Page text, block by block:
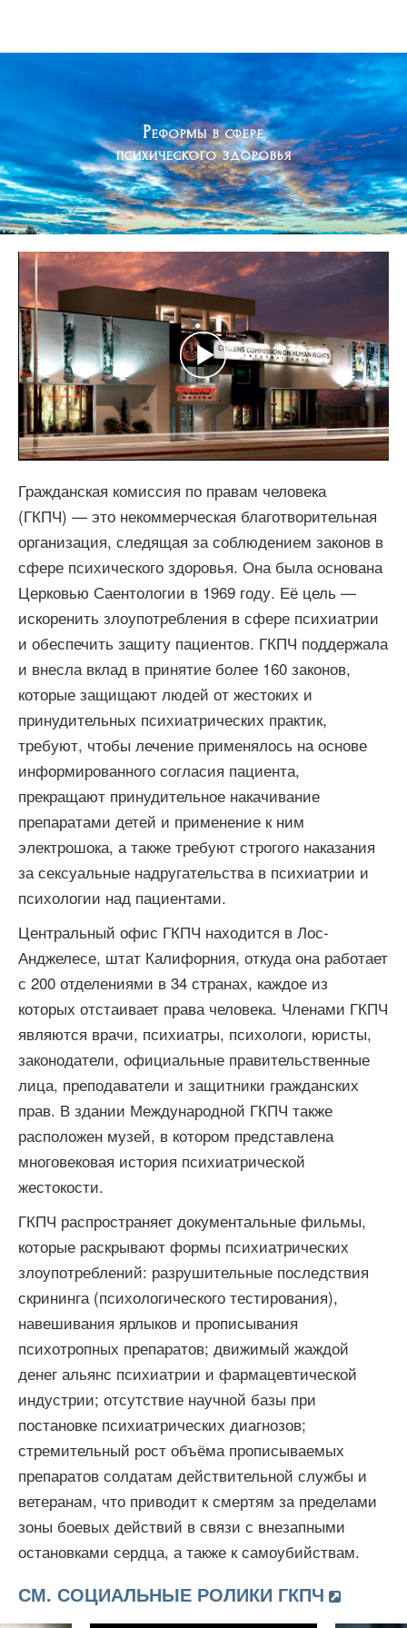
Реформы в сфере
психического здоровья
Play
Video
Гражданская комиссия по правам человека
(ГКПЧ) — это некоммерческая благотворительная
организация, следящая за соблюдением законов в
сфере психического здоровья. Она была основана
Церковью Саентологии в 1969 году. Её цель —
искоренить злоупотребления в сфере психиатрии
и обеспечить защиту пациентов. ГКПЧ поддержала
и внесла вклад в принятие более 160 законов,
которые защищают людей от жестоких и
принудительных психиатрических практик,
требуют, чтобы лечение применялось на основе
информированного согласия пациента,
прекращают принудительное накачивание
препаратами детей и применение к ним
электрошока, а также требуют строгого наказания
за сексуальные надругательства в психиатрии и
психологии над пациентами.
Центральный офис ГКПЧ находится в Лос-
Анджелесе, штат Калифорния, откуда она работает
с 200 отделениями в 34 странах, каждое из
которых отстаивает права человека. Членами ГКПЧ
являются врачи, психиатры, психологи, юристы,
законодатели, официальные правительственные
лица, преподаватели и защитники гражданских
прав. В здании Международной ГКПЧ также
расположен музей, в котором представлена
многовековая история психиатрической
жестокости.
ГКПЧ распространяет документальные фильмы,
которые раскрывают формы психиатрических
злоупотреблений: разрушительные последствия
скрининга (психологического тестирования),
навешивания ярлыков и прописывания
психотропных препаратов; движимый жаждой
денег альянс психиатрии и фармацевтической
индустрии; отсутствие научной базы при
постановке психиатрических диагнозов;
стремительный рост объёма прописываемых
препаратов солдатам действительной службы и
ветеранам, что приводит к смертям за пределами
зоны боевых действий в связи с внезапными
остановками сердца, а также к самоубийствам.
СМ. СОЦИАЛЬНЫЕ РОЛИКИ ГКПЧ